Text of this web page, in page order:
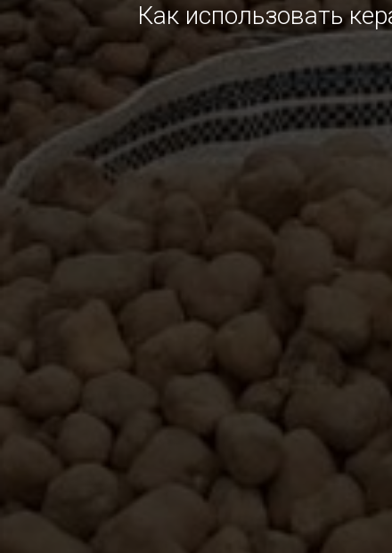
Как использовать